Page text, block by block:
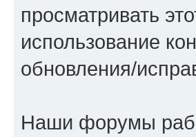
просматривать
использование
обновления/
Наши форумы